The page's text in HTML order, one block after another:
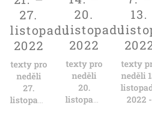
27.
listopadu
2022
texty pro
neděli
27.
listopadu
20.
listopadu
2022
texty pro
neděli
20.
listopadu
13.
texty
neděli
2022 -